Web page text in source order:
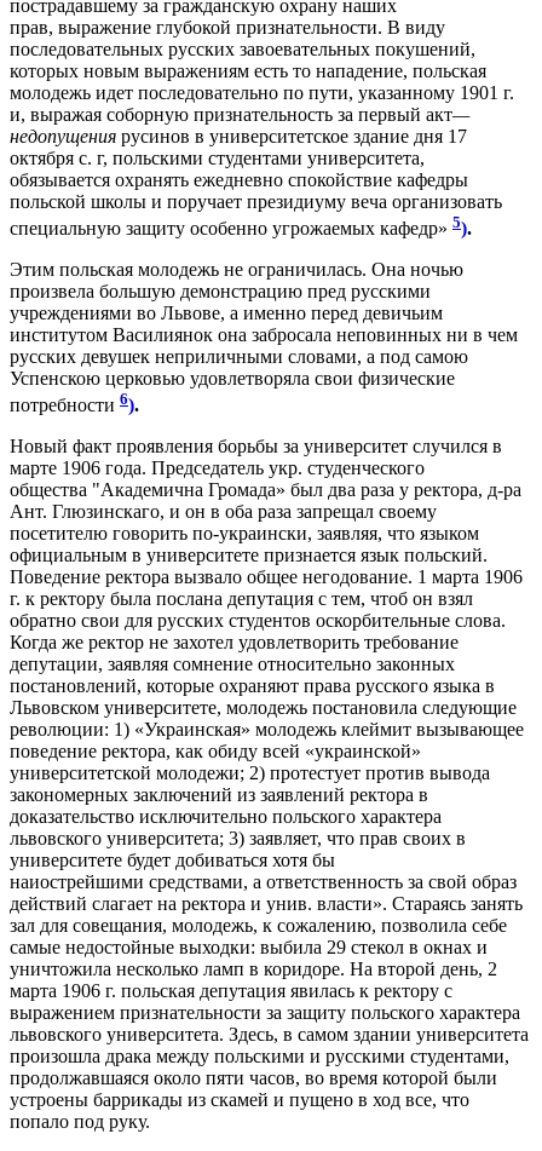
пострадавшему за гражданскую охрану наших
прав, выражение глубокой признательности. В виду
последовательных русских завоевательных покушений,
которых новым выражениям есть то нападение, польская
молодежь идет последовательно по пути, указанному 1901 г.
и, выражая соборную признательность за первый акт—
недопущения русинов в университетское здание дня 17
октября с. г, польскими студентами университета,
обязывается охранять ежедневно спокойствие кафедры
польской школы и поручает президиуму веча организовать
специальную защиту особенно угрожаемых кафедр» 5).
Этим польская молодежь не ограничилась. Она ночью
произвела большую демонстрацию пред русскими
учреждениями во Львове, а именно перед девичьим
институтом Василиянок она забросала неповинных ни в чем
русских девушек неприличными словами, а под самою
Успенскою церковью удовлетворяла свои физические
потребности 6).
Новый факт проявления борьбы за университет случился в
марте 1906 года. Председатель укр. студенческого
общества "Академична Громада» был два раза у ректора, д-ра
Ант. Глюзинскаго, и он в оба paзa запрещал своему
посетителю говорить по-украински, заявляя, что языком
официальным в университете признается язык польский.
Поведение ректора вызвало общее негодование. 1 марта 1906
г. к ректору была послана депутация с тем, чтоб он взял
обратно свои для русских студентов оскорбительные слова.
Когда же ректор не захотел удовлетворить требование
депутации, заявляя сомнение относительно законных
постановлений, которые охраняют права русского языка в
Львовском университете, молодежь постановила следующие
революции: 1) «Украинская» молодежь клеймит вызывающее
поведение ректора, как обиду всей «украинской»
университетской молодежи; 2) протестует против вывода
закономерных заключений из заявлений ректора в
доказательство исключительно польского характера
львовского университета; 3) заявляет, что прав своих в
университете будет добиваться хотя бы
наиострейшими средствами, а ответственность за свой образ
действий слагает на ректора и унив. власти». Стараясь занять
зал для совещания, молодежь, к сожалению, позволила себе
самые недостойные выходки: выбила 29 стекол в окнах и
уничтожила несколько ламп в коридоре. На второй день, 2
марта 1906 г. польская депутация явилась к ректору с
выражением признательности за защиту польского характера
львовского университета. Здесь, в самом здании университета
произошла драка между польскими и русскими студентами,
продолжавшаяся около пяти часов, во время которой были
устроены баррикады из скамей и пущено в ход все, что
попало под руку.